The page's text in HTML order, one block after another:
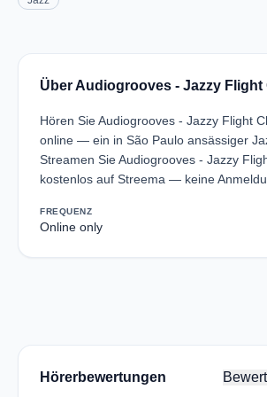
Über Audiogrooves - Jazzy Flight
Hören Sie Audiogrooves - Jazzy Flight
online — ein in São Paulo ansässiger
Streamen Sie Audiogrooves - Jazzy
kostenlos auf Streema — keine
FREQUENZ
Online only
Hörerbewertungen